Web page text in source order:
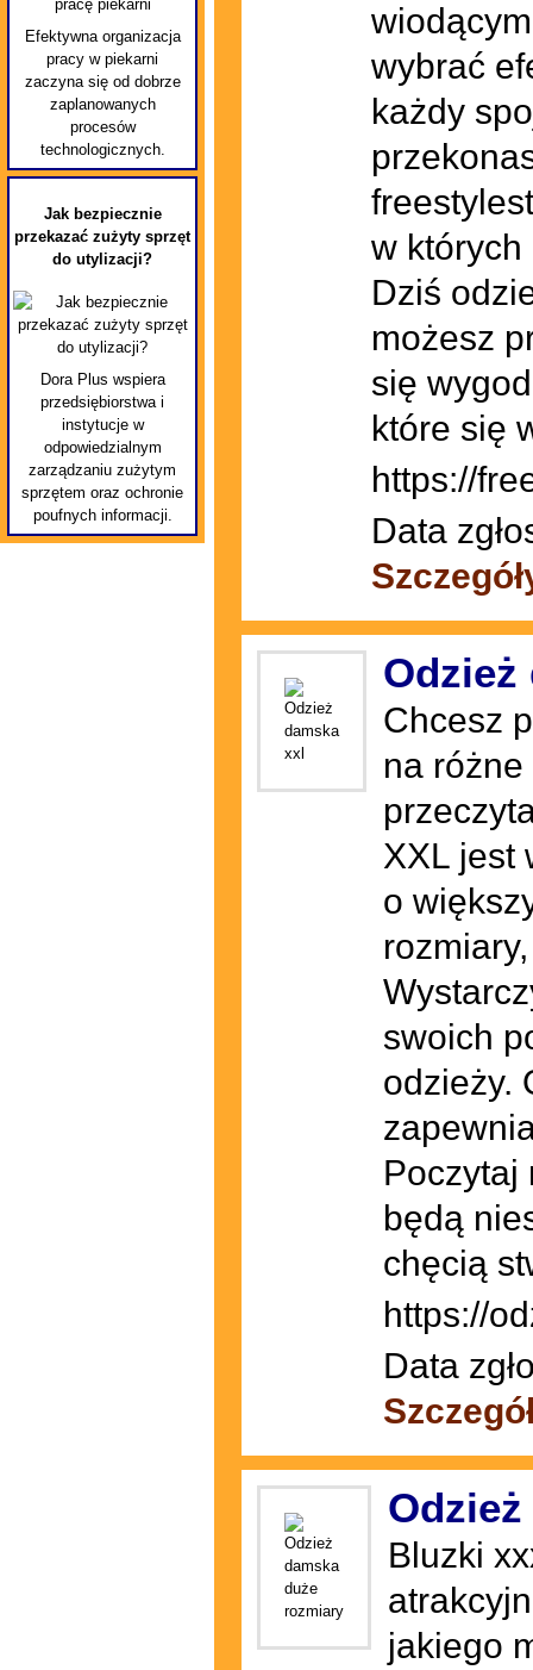
Efektywna organizacja
pracy w piekarni
zaczyna się od dobrze
zaplanowanych
procesów
technologicznych.
Jak bezpiecznie
przekazać zużyty sprzęt
do utylizacji?
Dora Plus wspiera
przedsiębiorstwa i
instytucje w
odpowiedzialnym
zarządzaniu zużytym
sprzętem oraz ochronie
poufnych informacji.
wybrać
każdy
w których
Dziś
możesz
się
które się
https://
Data
Odzież
Chcesz
na
XXL jest
o
swoich
odzieży.
Poczytaj
będą
chęcią
https://
Data
Bluzki
jakiego